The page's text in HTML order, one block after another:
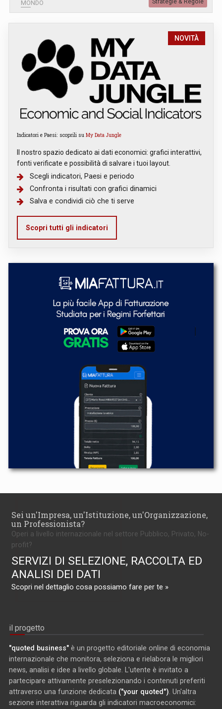
MONDO Strategie & Regole
NOVITÀ
Indicatori e Paesi: scoprili su My Data Jungle
Il nostro spazio dedicato ai dati economici: grafici interattivi,
fonti verificate e possibilità di salvare i tuoi layout.
Scegli indicatori, Paesi e periodo
Confronta i risultati con grafici dinamici
Salva e condividi ciò che ti serve
Scopri tutti gli indicatori
Sei un'Impresa, un'Istituzione, un'Organizzazione,
un Professionista?
Operi a livello internazionale nel settore Pubblico, Privato, No-
profit?
SERVIZI DI SELEZIONE, RACCOLTA ED
ANALISI DEI DATI
Scopri nel dettaglio cosa possiamo fare per te »
il progetto
"quoted business" è un progetto editoriale online di economia
internazionale che monitora, seleziona e rielabora le migliori
news, analisi e idee a livello globale. L'utente è invitato a
partecipare attivamente preselezionando i contenuti preferiti
attraverso una funzione dedicata ("your quoted"). Un'altra
sezione interattiva riguarda gli indicatori macroeconomici: